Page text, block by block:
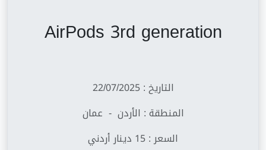
AirPods 3rd generation
التاريخ : 22/07/2025
المنطقة : الأردن - عمان
السعر : 15 دينار أردني